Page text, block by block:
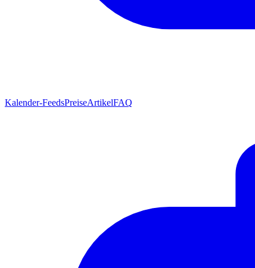
Kalender-FeedsPreiseArtikelFAQ